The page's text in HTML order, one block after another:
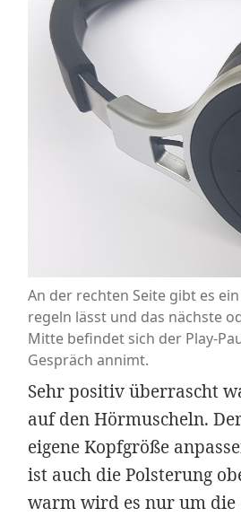
An der rechten Seite gibt es
regeln lässt und das nächste
Mitte befindet sich der Play-
Gespräch annimt.
Sehr positiv überrascht
auf den Hörmuscheln.
eigene Kopfgröße
ist auch die Polsterung
warm wird es nur um die